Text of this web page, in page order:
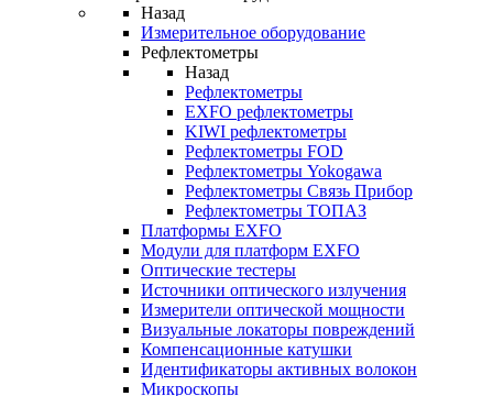
Назад
Измерительное оборудование
Рефлектометры
Назад
Рефлектометры
EXFO рефлектометры
KIWI рефлектометры
Рефлектометры FOD
Рефлектометры Yokogawa
Рефлектометры Связь Прибор
Рефлектометры ТОПАЗ
Платформы EXFO
Модули для платформ EXFO
Оптические тестеры
Источники оптического излучения
Измерители оптической мощности
Визуальные локаторы повреждений
Компенсационные катушки
Идентификаторы активных волокон
Микроскопы